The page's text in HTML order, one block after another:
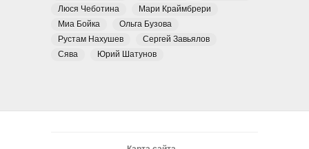
Люся Чеботина
Мари Краймбрери
Миа Бойка
Ольга Бузова
Рустам Нахушев
Сергей Завьялов
Сява
Юрий Шатунов